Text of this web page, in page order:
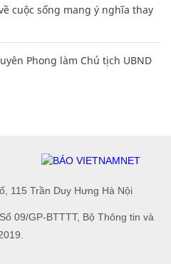
cuộc sống mang ý nghĩa thay
Phong làm Chủ tịch UBND
115 Trần Duy Hưng Hà Nội
09/GP-BTTTT, Bộ Thông tin và